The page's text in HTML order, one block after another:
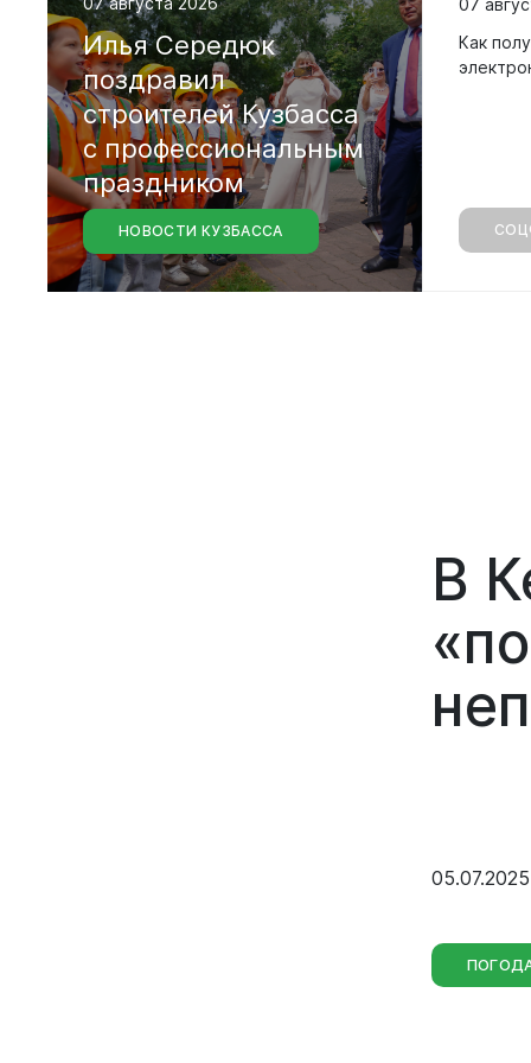
Сведения
округа
Совет
ИльяСередюк
поздравил
строителейКузбасса
с профессиональным
праздником
НОВОСТИ КУЗБАССА
Как
В
05.07.2025